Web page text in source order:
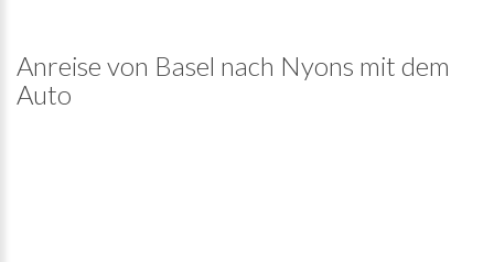
Anreise von Basel nach Nyons mit dem
Auto